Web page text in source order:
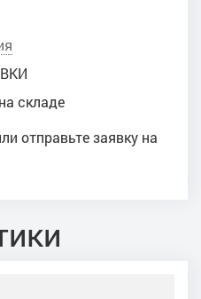
складе
отправьте заявку на